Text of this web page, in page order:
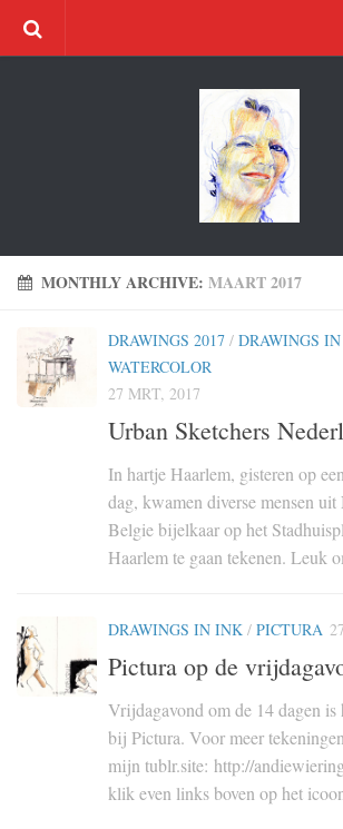
Oil paintings 2014
Pictura
MONTHLY ARCHIVE: MAART 2017
DRAWINGS 2017 / DRAWINGS
WATERCOLOR
27 MRT, 2017
Urban Sketchers
In hartje Haarlem, gisteren op
dag, kwamen diverse mensen uit
Belgie bijelkaar op het
Haarlem te gaan tekenen. Leuk
DRAWINGS IN INK / PICTURA
Pictura op de
Vrijdagavond om de 14 dagen is
bij Pictura. Voor meer
mijn tublr.site: http://
klik even links boven op het